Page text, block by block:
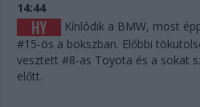
14:44
Kínlódik a BMW, most
#15-ös a bokszban. Előbbi
vesztett #8-as Toyota és a sokat
előtt.